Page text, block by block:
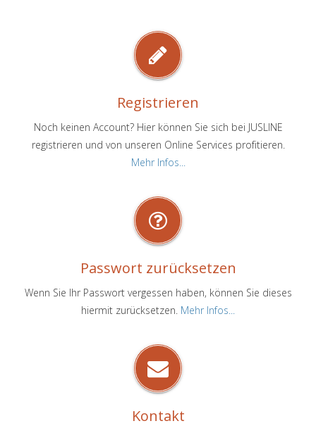
Registrieren
Noch keinen Account? Hier können Sie sich bei JUSLINE
registrieren und von unseren Online Services profitieren.
Mehr Infos...
Passwort zurücksetzen
Wenn Sie Ihr Passwort vergessen haben, können Sie dieses
hiermit zurücksetzen. Mehr Infos...
Kontakt